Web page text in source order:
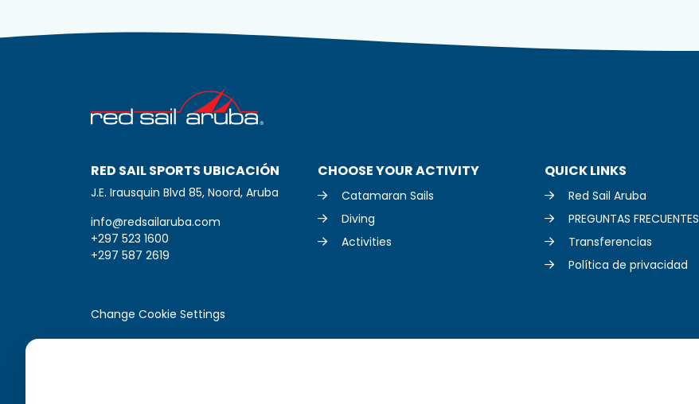
RED SAIL SPORTS UBICACIÓN
J.E. Irausquin Blvd 85, Noord, Aruba
info@redsailaruba.com
+297 523 1600
+297 587 2619
Change Cookie Settings
CHOOSE YOUR ACTIVITY
Catamaran Sails
Diving
Activities
QUICK LINKS
Red Sail Aruba
PREGUNTAS FRECUENTES
Transferencias
Política de privacidad